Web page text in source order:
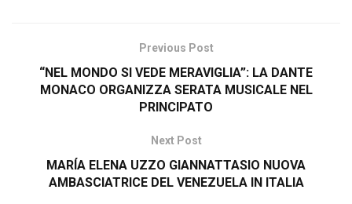
Previous Post
“NEL MONDO SI VEDE MERAVIGLIA”: LA DANTE
MONACO ORGANIZZA SERATA MUSICALE NEL
PRINCIPATO
Next Post
MARÍA ELENA UZZO GIANNATTASIO NUOVA
AMBASCIATRICE DEL VENEZUELA IN ITALIA